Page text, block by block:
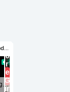
I'm Stripping Live Right Now